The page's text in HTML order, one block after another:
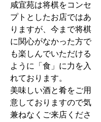
咸宜苑は将棋をコンセ
プトとしたお店ではあ
りますが、今まで将棋
に関心がなかった方で
も楽しんでいただける
ように「食」に力を入
れております。
美味しい酒と肴をご用
意しておりますので気
兼ねなくご来店くださ